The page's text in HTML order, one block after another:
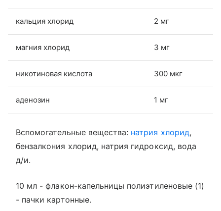
кальция хлорид 2 мг
магния хлорид 3 мг
никотиновая кислота 300 мкг
аденозин 1 мг
Вспомогательные вещества: натрия хлорид,
бензалкония хлорид, натрия гидроксид, вода
д/и.
10 мл - флакон-капельницы полиэтиленовые (1)
- пачки картонные.